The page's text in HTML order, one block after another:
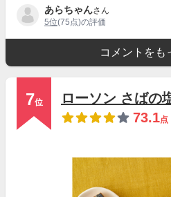
あらちゃんさん
5位(75点)の評価
コメントをも
7位
ローソン さばの
73.1点